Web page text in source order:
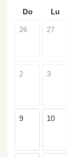
Do Lu
26 27
2 3
9 10